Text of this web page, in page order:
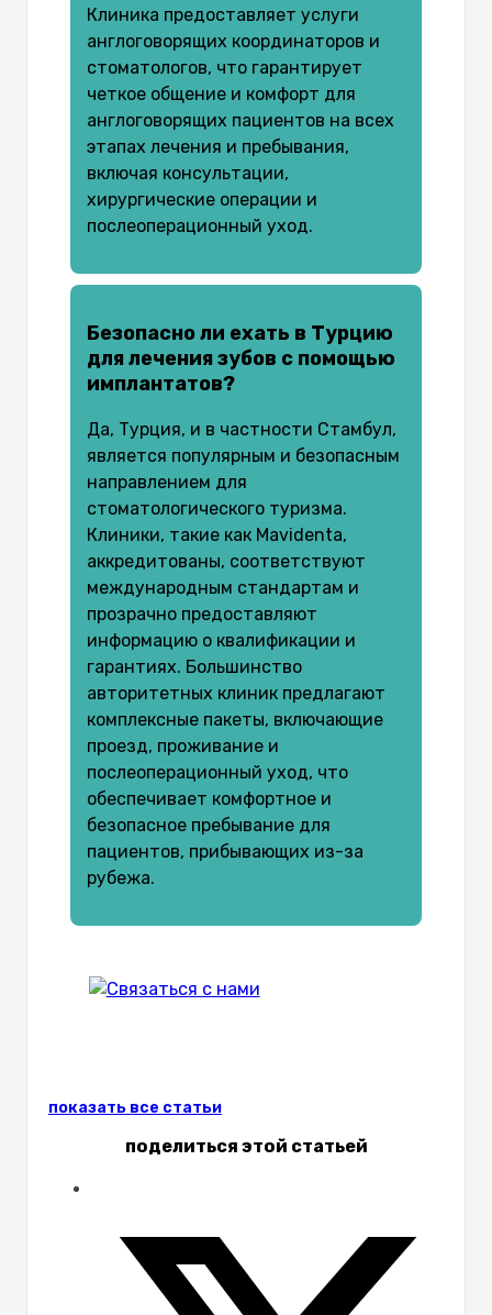
Клиника предоставляет услуги
англоговорящих координаторов и
стоматологов, что гарантирует
четкое общение и комфорт для
англоговорящих пациентов на всех
этапах лечения и пребывания,
включая консультации,
хирургические операции и
послеоперационный уход.
Безопасно ли ехать в Турцию
для лечения зубов с помощью
имплантатов?
Да, Турция, и в частности Стамбул,
является популярным и безопасным
направлением для
стоматологического туризма.
Клиники, такие как Mavidenta,
аккредитованы, соответствуют
международным стандартам и
прозрачно предоставляют
информацию о квалификации и
гарантиях. Большинство
авторитетных клиник предлагают
комплексные пакеты, включающие
проезд, проживание и
послеоперационный уход, что
обеспечивает комфортное и
безопасное пребывание для
пациентов, прибывающих из-за
рубежа.
показать все статьи
поделиться этой статьей